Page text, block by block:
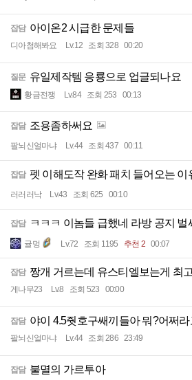
잡담 아이온2 시급한 문제들
디아첨해봐요 Lv.12 조회 328 00:20
질문 유일제작템 응룡으로 업글되나요
황금전쟁 Lv.84 조회 253 00:13
잡담 조용좀하써요
팔뇌신얼마냐 Lv.44 조회 437 00:11
잡담 펫 이해도작 완화 패치 들어오는 이
러러러낙 Lv.43 조회 625 00:10
잡담 ㅋㅋㅋ 이놈들 급했네 라방 공지 벌
귤멍 Lv.72 조회 1195 추천 2 00:07
잡담 짱개 거르는데 유스티엘보는게 최
게나무23 Lv.8 조회 523 00:00
잡담 야이 4.5줫호구쌔끼들아 뭐?어쩌라
팔뇌신얼마냐 Lv.44 조회 286 23:49
잡담 불멸의 가르투아